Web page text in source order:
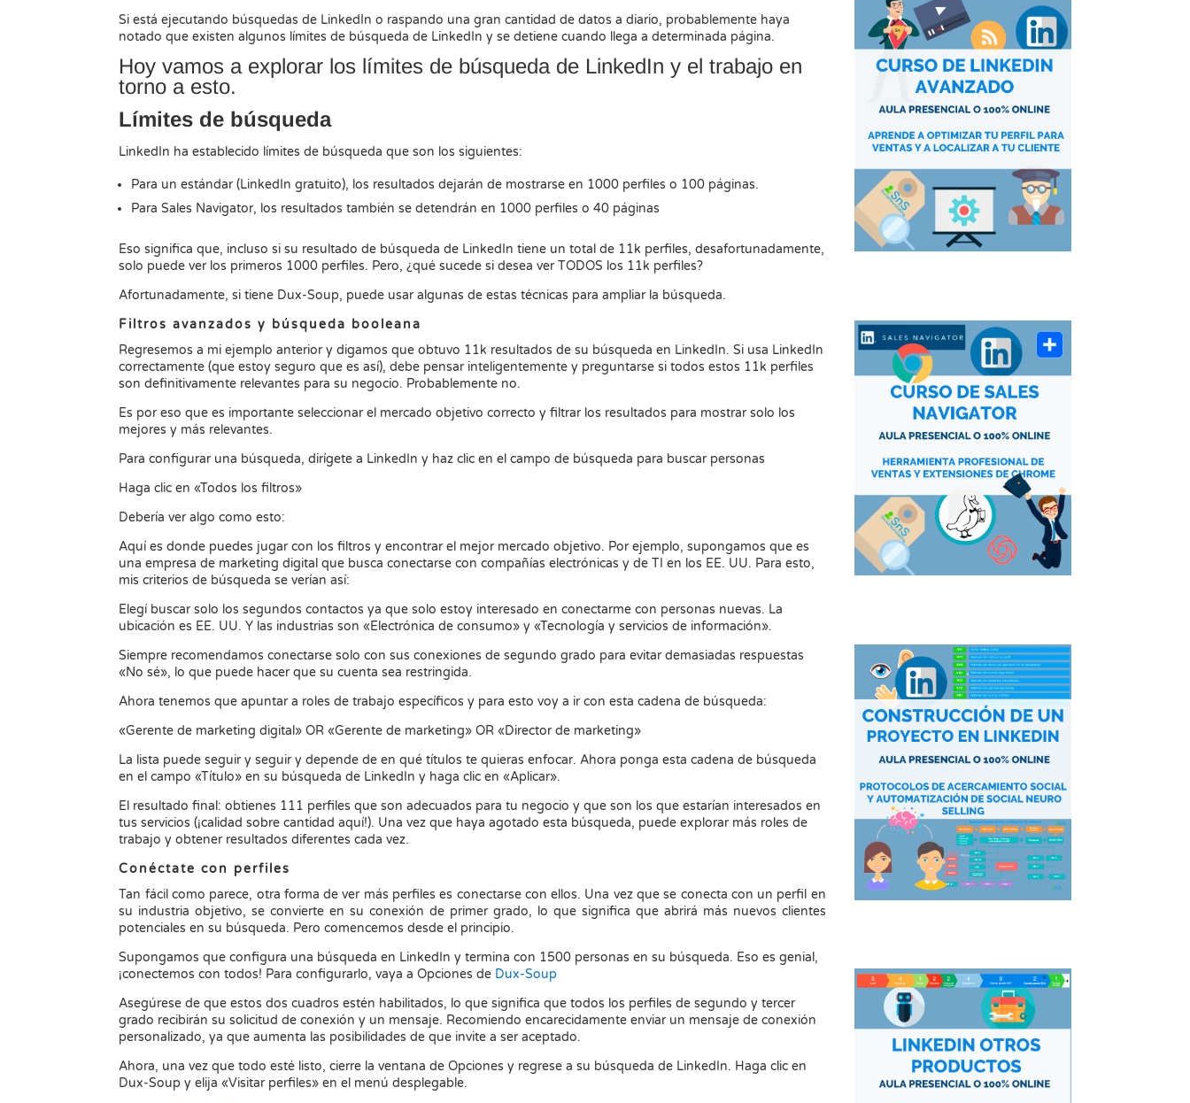
Si está ejecutando búsquedas de LinkedIn o raspando una gran cantidad de datos a diario, probablemente haya
notado que existen algunos límites de búsqueda de LinkedIn y se detiene cuando llega a determinada página.
Hoy vamos a explorar los límites de búsqueda de LinkedIn y el trabajo en
torno a esto.
Límites de búsqueda
LinkedIn ha establecido límites de búsqueda que son los siguientes:
Para un estándar (LinkedIn gratuito), los resultados dejarán de mostrarse en 1000 perfiles o 100 páginas.
Para Sales Navigator, los resultados también se detendrán en 1000 perfiles o 40 páginas
Eso significa que, incluso si su resultado de búsqueda de LinkedIn tiene un total de 11k perfiles, desafortunadamente,
solo puede ver los primeros 1000 perfiles. Pero, ¿qué sucede si desea ver TODOS los 11k perfiles?
Afortunadamente, si tiene Dux-Soup, puede usar algunas de estas técnicas para ampliar la búsqueda.
Filtros avanzados y búsqueda booleana
Regresemos a mi ejemplo anterior y digamos que obtuvo 11k resultados de su búsqueda en LinkedIn. Si usa LinkedIn
correctamente (que estoy seguro que es así), debe pensar inteligentemente y preguntarse si todos estos 11k perfiles
son definitivamente relevantes para su negocio. Probablemente no.
Es por eso que es importante seleccionar el mercado objetivo correcto y filtrar los resultados para mostrar solo los
mejores y más relevantes.
Para configurar una búsqueda, dirígete a LinkedIn y haz clic en el campo de búsqueda para buscar personas
Haga clic en «Todos los filtros»
Debería ver algo como esto:
Aquí es donde puedes jugar con los filtros y encontrar el mejor mercado objetivo. Por ejemplo, supongamos que es
una empresa de marketing digital que busca conectarse con compañías electrónicas y de TI en los EE. UU. Para esto,
mis criterios de búsqueda se verían así:
Elegí buscar solo los segundos contactos ya que solo estoy interesado en conectarme con personas nuevas. La
ubicación es EE. UU. Y las industrias son «Electrónica de consumo» y «Tecnología y servicios de información».
Siempre recomendamos conectarse solo con sus conexiones de segundo grado para evitar demasiadas respuestas
«No sé», lo que puede hacer que su cuenta sea restringida.
Ahora tenemos que apuntar a roles de trabajo específicos y para esto voy a ir con esta cadena de búsqueda:
«Gerente de marketing digital» OR «Gerente de marketing» OR «Director de marketing»
La lista puede seguir y seguir y depende de en qué títulos te quieras enfocar. Ahora ponga esta cadena de búsqueda
en el campo «Título» en su búsqueda de LinkedIn y haga clic en «Aplicar».
El resultado final: obtienes 111 perfiles que son adecuados para tu negocio y que son los que estarían interesados ​​en
tus servicios (¡calidad sobre cantidad aquí!). Una vez que haya agotado esta búsqueda, puede explorar más roles de
trabajo y obtener resultados diferentes cada vez.
Conéctate con perfiles
Tan fácil como parece, otra forma de ver más perfiles es conectarse con ellos. Una vez que se conecta con un perfil en
su industria objetivo, se convierte en su conexión de primer grado, lo que significa que abrirá más nuevos clientes
potenciales en su búsqueda. Pero comencemos desde el principio.
Supongamos que configura una búsqueda en LinkedIn y termina con 1500 personas en su búsqueda. Eso es genial,
¡conectemos con todos! Para configurarlo, vaya a Opciones de Dux-Soup
Asegúrese de que estos dos cuadros estén habilitados, lo que significa que todos los perfiles de segundo y tercer
grado recibirán su solicitud de conexión y un mensaje. Recomiendo encarecidamente enviar un mensaje de conexión
personalizado, ya que aumenta las posibilidades de que invite a ser aceptado.
Ahora, una vez que todo esté listo, cierre la ventana de Opciones y regrese a su búsqueda de LinkedIn. Haga clic en
Dux-Soup y elija «Visitar perfiles» en el menú desplegable.